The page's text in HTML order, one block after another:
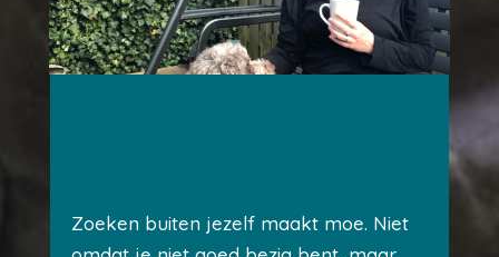
Zoeken buiten jezelf maakt moe. Niet